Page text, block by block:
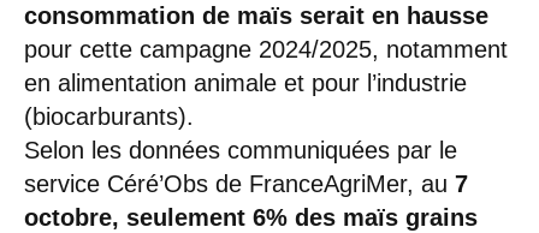
consommation de maïs serait en hausse
pour cette campagne 2024/2025, notamment
en alimentation animale et pour l’industrie
(biocarburants).
Selon les données communiquées par le
service Céré’Obs de FranceAgriMer, au 7
octobre, seulement 6% des maïs grains